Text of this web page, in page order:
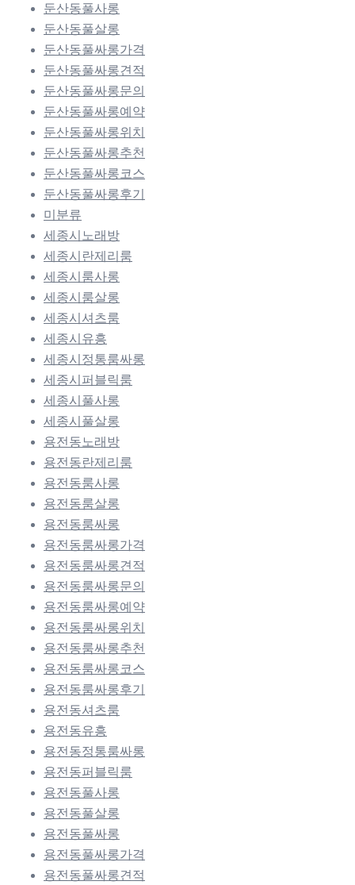
둔산동풀사롱
둔산동풀살롱
둔산동풀싸롱가격
둔산동풀싸롱견적
둔산동풀싸롱문의
둔산동풀싸롱예약
둔산동풀싸롱위치
둔산동풀싸롱추천
둔산동풀싸롱코스
둔산동풀싸롱후기
미분류
세종시노래방
세종시란제리룸
세종시룸사롱
세종시룸살롱
세종시셔츠룸
세종시유흥
세종시정통룸싸롱
세종시퍼블릭룸
세종시풀사롱
세종시풀살롱
용전동노래방
용전동란제리룸
용전동룸사롱
용전동룸살롱
용전동룸싸롱
용전동룸싸롱가격
용전동룸싸롱견적
용전동룸싸롱문의
용전동룸싸롱예약
용전동룸싸롱위치
용전동룸싸롱추천
용전동룸싸롱코스
용전동룸싸롱후기
용전동셔츠룸
용전동유흥
용전동정통룸싸롱
용전동퍼블릭룸
용전동풀사롱
용전동풀살롱
용전동풀싸롱
용전동풀싸롱가격
용전동풀싸롱견적